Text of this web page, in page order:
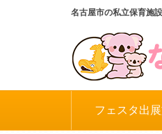
名古屋市の私立保育施
フェスタ出